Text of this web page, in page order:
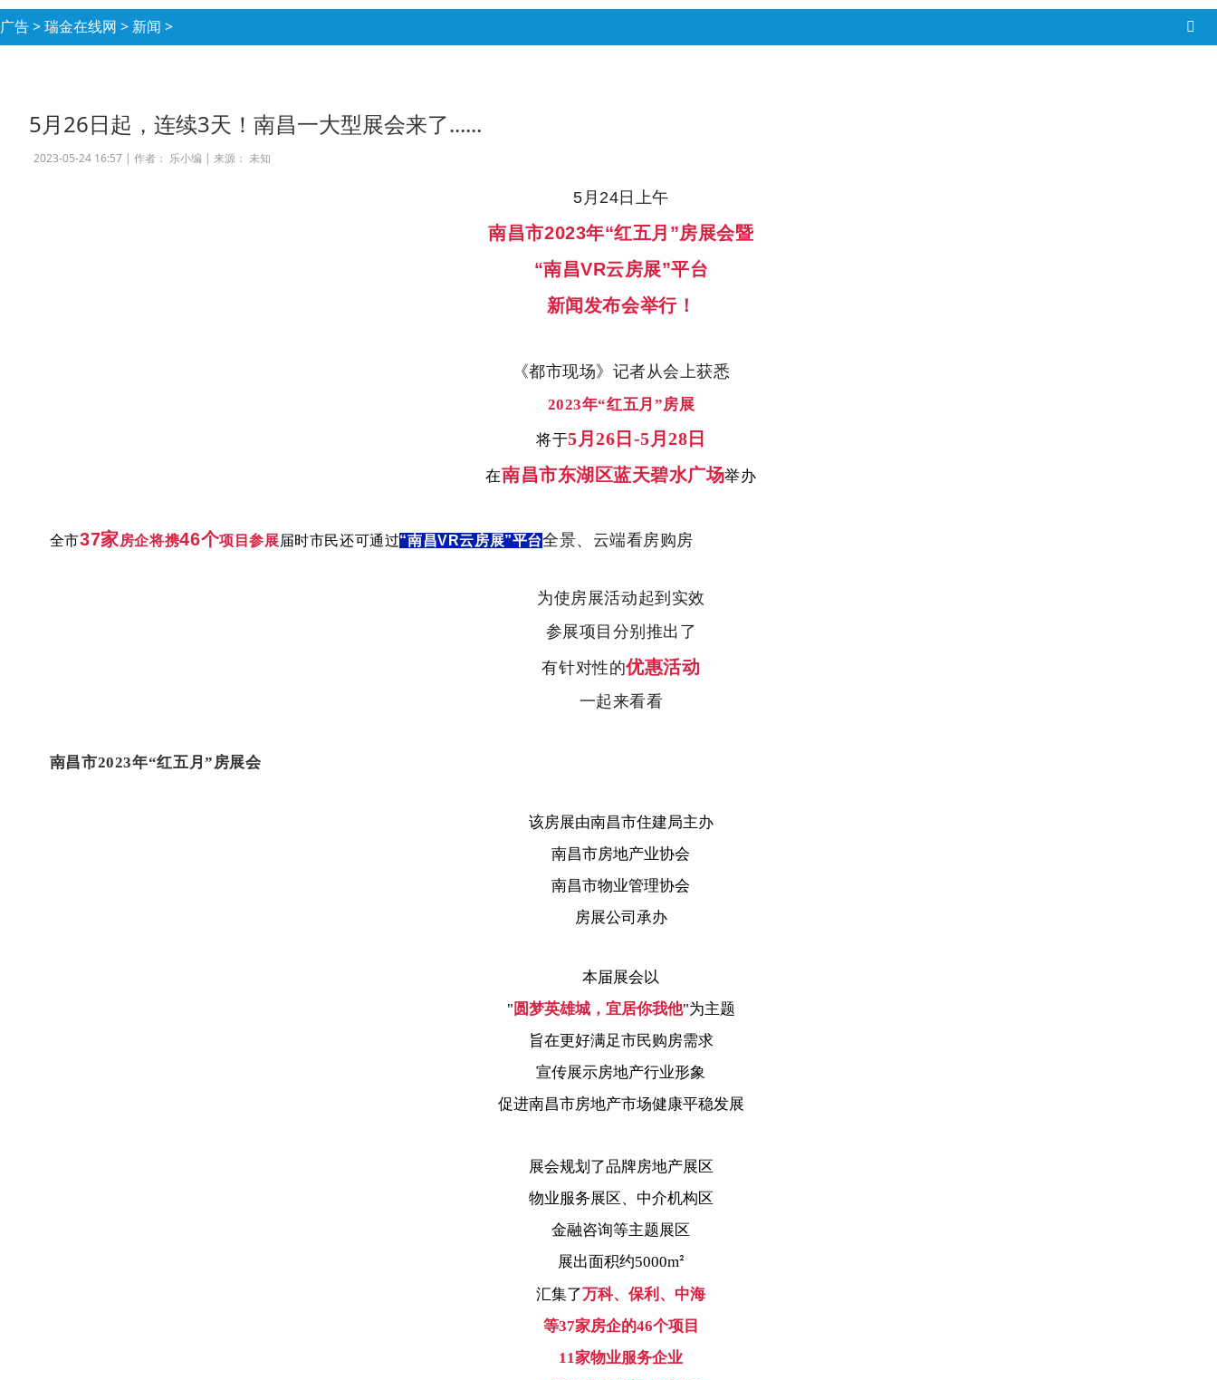
广告>瑞金在线网 > 新闻 >
5月26日起，连续3天！南昌一大型展会来了......
2023-05-24 16:57 | 作者： 乐小编 | 来源： 未知
5 月 24 日上午
南昌市2023年“红五月 ”房展会暨
“南昌VR云房展”平台
新闻发布会举行！
《都市现场》记者从会上获悉
2023年“红五月”房展
将于5 月26 日 -5 月28 日
在南昌市东湖区蓝天碧水广场举办
全市37家房企将携46个项目参展届时市民还可通过“南昌VR云房展”平台全景、云端看房购房
为使房展活动起到实效
参展项目分别推出了
有针对性的优惠活动
一起来看看
南昌市2023年“红五月”房展会
该房展由南昌市住建局主办
南昌市房地产业协会
南昌市物业管理协会
房展公司承办
本届展会以
" 圆梦英雄城，宜居你我他"为主题
旨在更好满足市民购房需求
宣传展示房地产行业形象
促进南昌市房地产市场健康平稳发展
展会规划了品牌房地产展区
物业服务展区、中介机构区
金融咨询等主题展区
展出面积约5000m²
汇集了万科、保利、中海
等37家房企的46个项目
11家物业服务企业